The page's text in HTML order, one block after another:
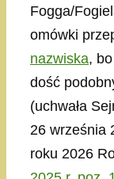
Fogga/
omówki
nazwiska,
dość
(uchwała
26 września
roku 2026